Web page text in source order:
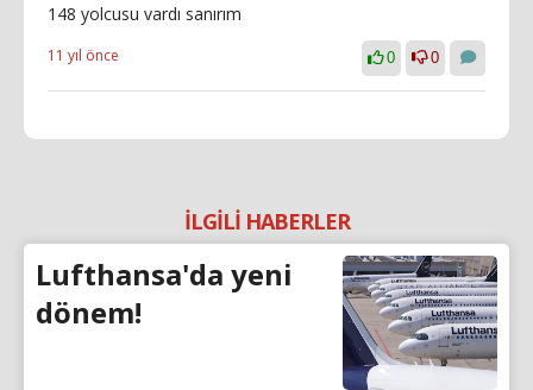
148 yolcusu vardı sanırım
11 yıl önce 0 0
İLGİLİ HABERLER
Lufthansa'da yeni
dönem!